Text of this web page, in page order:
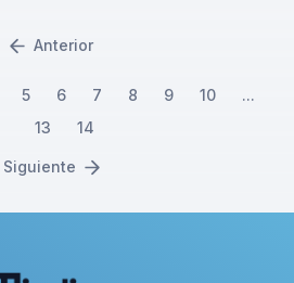
Anterior
5 6 7 8 9 10
...
13
14
Siguiente